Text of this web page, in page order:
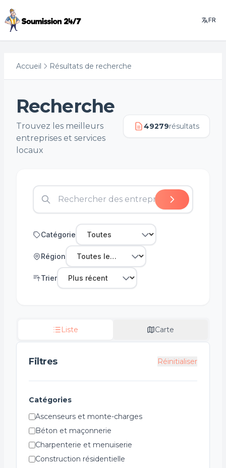
FR
Accueil Résultats de recherche
Recherche
Trouvez les meilleurs
entreprises et services
locaux
49279résultats
Catégorie
Région
Trier
Liste Carte
Filtres Réinitialiser
Catégories
Ascenseurs et monte-charges
Béton et maçonnerie
Charpenterie et menuiserie
Construction résidentielle